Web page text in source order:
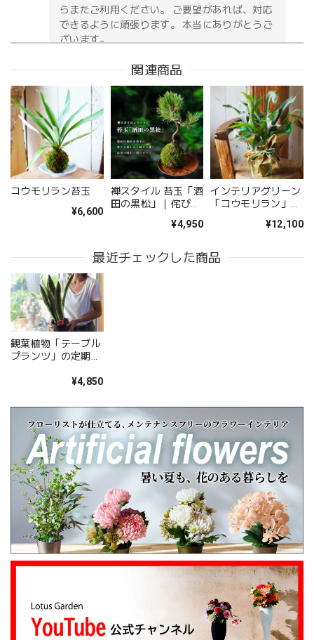
らまたご利用ください。 ご要望があれば、対応
できるように頑張ります。 本当にありがとうご
ざいます。
お供え花アレンジメント「紫香の祈り」｜春彼岸・お盆・命日・法事の供花
2026/05/09
無事に届いたようです。 注文時に、間違えて記入してどう
しようと思っていた所に、丁寧な電話をいただき助かりまし
た。 送り先の友人から写真が送られてきましたが、とても
立派なアレンジメントで感激しました。 友人も喜んでいま
した。 配送の件もとても丁寧に、お花が傷付かない様に配
慮されていたようです。 お願いして良かったです。 また機
ました。
このたびは大切なご友人への贈り物に、当店の
お花をお選びいただき誠にありがとうございま
した。 また、ご友人にもお喜びいただけたとの
こと、そしてお送りしたアレンジメントを「立
派」とお褒めいただき、大変嬉しく拝見しまし
よりです。 温かいお言葉を励みに、これからも
のご利用を心よりお待ちしております。 このた
びは本当にありがとうございました。
2025/02/07
姉の誕生日に花束を注文しました。 予め希望やイメージを
伝えたところ、レアなバラを入れて下さり、ワンランクアッ
プでハイセンスな華やかな花束を作ってくださいました。
姉も大変喜んでくれて、大満足です。 また、お願いしま
す。 安心してお願いできるお花屋さんです。
関連商品
コウモリラン苔玉
¥6,600
禅スタイル 苔玉「酒
田の黒松」｜侘び寂
¥4,950
インテリアグリーン
「コウモリラン」
30cm）メンテナン
¥12,100
最近チェックした商品
観葉植物「テーブル
プランツ」の定期便
¥4,850